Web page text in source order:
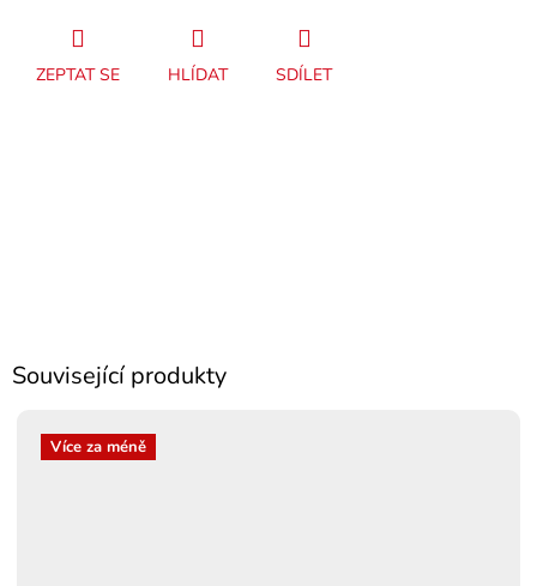
ZEPTAT SE HLÍDAT SDÍLET
Související produkty
Více za méně